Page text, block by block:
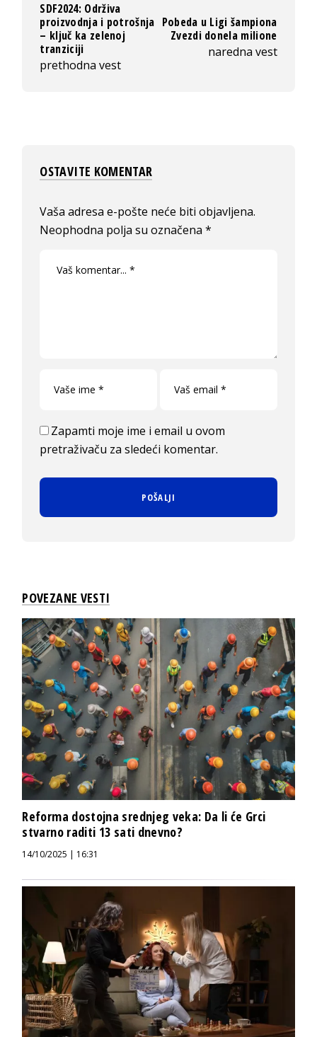
SDF2024: Održiva
proizvodnja i potrošnja
– ključ ka zelenoj
tranziciji
prethodna vest
Pobeda u Ligi šampiona
Zvezdi donela milione
naredna vest
OSTAVITE KOMENTAR
Vaša adresa e-pošte neće biti objavljena.
Neophodna polja su označena*
Zapamti moje ime i email u ovom
pretraživaču za sledeći komentar.
POVEZANE VESTI
Reforma dostojna srednjeg veka: Da li će Grci
stvarno raditi 13 sati dnevno?
14/10/2025 | 16:31